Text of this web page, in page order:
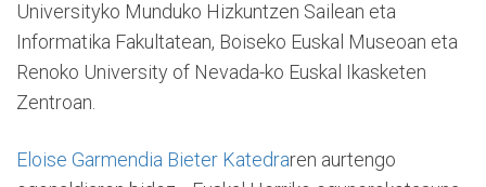
Universityko Munduko Hizkuntzen Sailean eta
Informatika Fakultatean, Boiseko Euskal Museoan eta
Renoko University of Nevada-ko Euskal Ikasketen
Zentroan.
Eloise Garmendia Bieter Katedraren aurtengo